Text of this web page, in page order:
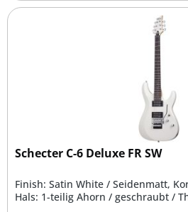
Schecter C-6 Deluxe FR SW
Finish: Satin White / Seidenmatt,
Hals: 1-teilig Ahorn / geschraubt /